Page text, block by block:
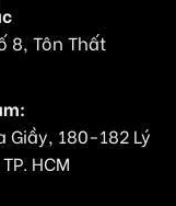
8, Tôn Thất
Giầy, 180-182 Lý
HCM